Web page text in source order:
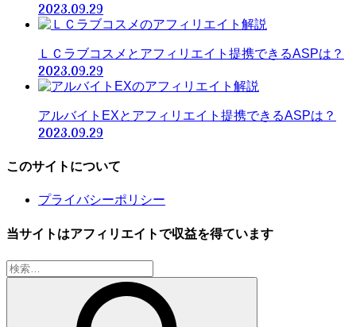
2023.09.29
ＬＣラブコスメとアフィリエイト提携できるASPは？
2023.09.29
アルバイトEXとアフィリエイト提携できるASPは？
2023.09.29
このサイトについて
プライバシーポリシー
当サイトはアフィリエイトで収益を得ています
検
索: